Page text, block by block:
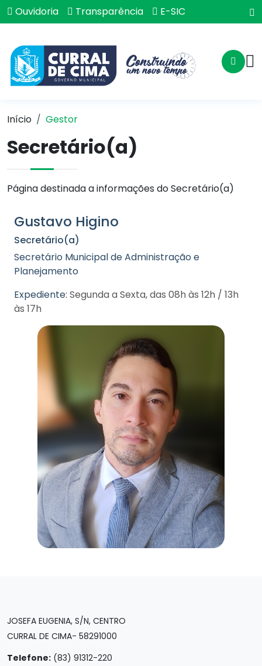
Ouvidoria Transparência E-SIC
Início Gestor
Secretário(a)
Página destinada a informações do Secretário(a)
Gustavo Higino
Secretário(a)
Secretário Municipal de Administração e
Planejamento
Expediente: Segunda a Sexta, das 08h às 12h / 13h
às 17h
JOSEFA EUGENIA, S/N, CENTRO
CURRAL DE CIMA- 58291000
Telefone: (83) 91312-220